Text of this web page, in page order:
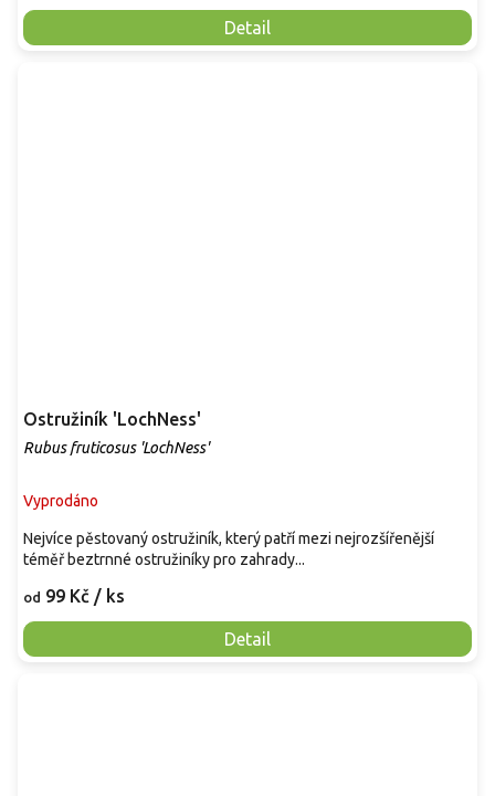
Detail
Ostružiník 'LochNess'
Rubus fruticosus 'LochNess'
Vyprodáno
od 99 Kč / ks
Detail
Nejvíce pěstovaný ostružiník, který patří mezi nejrozšířenější
téměř beztrnné ostružiníky pro zahrady...